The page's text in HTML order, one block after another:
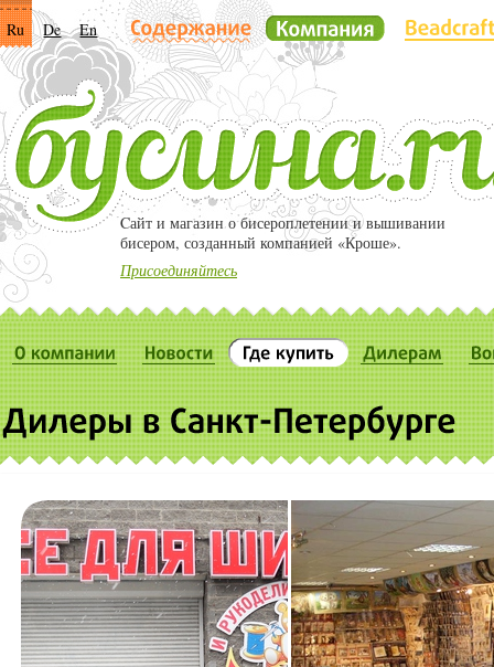
Ru De En
Cайт и магазин о бисероплетении и вышивании
бисером, созданный компанией «Кроше».
Присоединяйтесь